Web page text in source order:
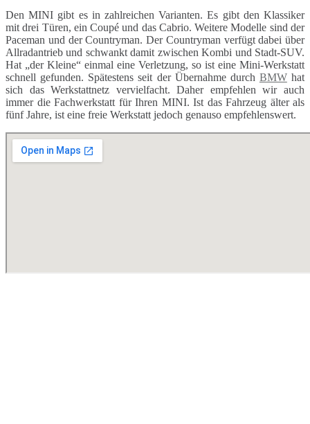
Den MINI gibt es in zahlreichen Varianten. Es gibt den Klassiker
mit drei Türen, ein Coupé und das Cabrio. Weitere Modelle sind der
Paceman und der Countryman. Der Countryman verfügt dabei über
Allradantrieb und schwankt damit zwischen Kombi und Stadt-SUV.
Hat „der Kleine“ einmal eine Verletzung, so ist eine Mini-Werkstatt
schnell gefunden. Spätestens seit der Übernahme durch BMWhat
sich das Werkstattnetz vervielfacht. Daher empfehlen wir auch
immer die Fachwerkstatt für Ihren MINI. Ist das Fahrzeug älter als
fünf Jahre, ist eine freie Werkstatt jedoch genauso empfehlenswert.